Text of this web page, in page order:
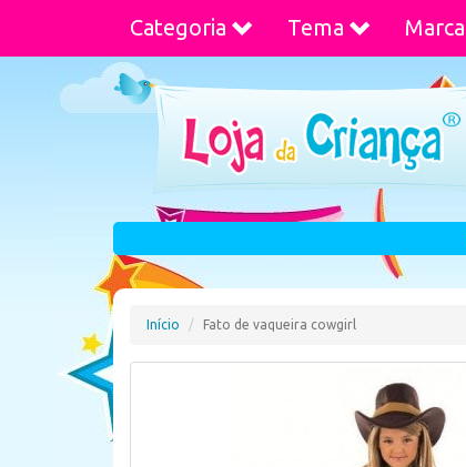
Categoria Tema Marca
Início Fato de vaqueira cowgirl